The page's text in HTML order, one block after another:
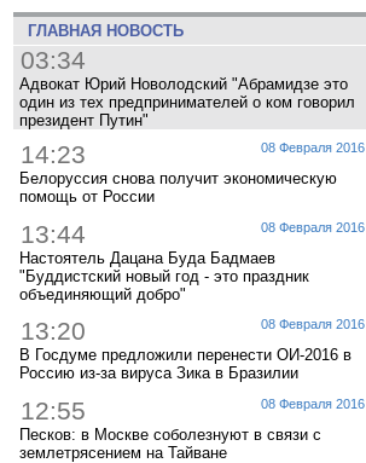
ГЛАВНАЯ НОВОСТЬ
03:34
Адвокат Юрий Новолодский "Абрамидзе это
один из тех предпринимателей о ком говорил
президент Путин"
08 Февраля 2016
14:23
Белоруссия снова получит экономическую
помощь от России
08 Февраля 2016
13:44
Настоятель Дацана Буда Бадмаев
"Буддистский новый год - это праздник
объединяющий добро"
08 Февраля 2016
13:20
В Госдуме предложили перенести ОИ-2016 в
Россию из-за вируса Зика в Бразилии
08 Февраля 2016
12:55
Песков: в Москве соболезнуют в связи с
землетрясением на Тайване